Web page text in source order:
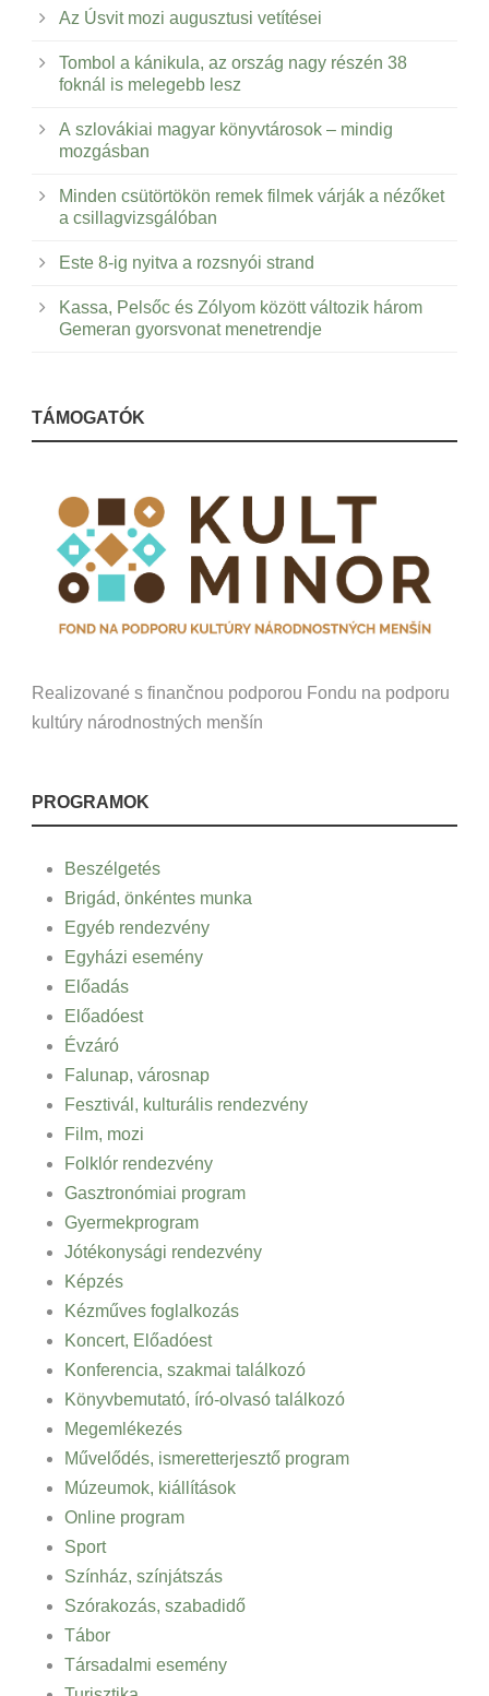
Az Úsvit mozi augusztusi vetítései
Tombol a kánikula, az ország nagy részén 38
foknál is melegebb lesz
A szlovákiai magyar könyvtárosok – mindig
mozgásban
Minden csütörtökön remek filmek várják a nézőket
a csillagvizsgálóban
Este 8-ig nyitva a rozsnyói strand
Kassa, Pelsőc és Zólyom között változik három
Gemeran gyorsvonat menetrendje
TÁMOGATÓK
Realizované s finančnou podporou Fondu na podporu
kultúry národnostných menšín
PROGRAMOK
Beszélgetés
Brigád, önkéntes munka
Egyéb rendezvény
Egyházi esemény
Előadás
Előadóest
Évzáró
Falunap, városnap
Fesztivál, kulturális rendezvény
Film, mozi
Folklór rendezvény
Gasztronómiai program
Gyermekprogram
Jótékonysági rendezvény
Képzés
Kézműves foglalkozás
Koncert, Előadóest
Konferencia, szakmai találkozó
Könyvbemutató, író-olvasó találkozó
Megemlékezés
Művelődés, ismeretterjesztő program
Múzeumok, kiállítások
Online program
Sport
Színház, színjátszás
Szórakozás, szabadidő
Tábor
Társadalmi esemény